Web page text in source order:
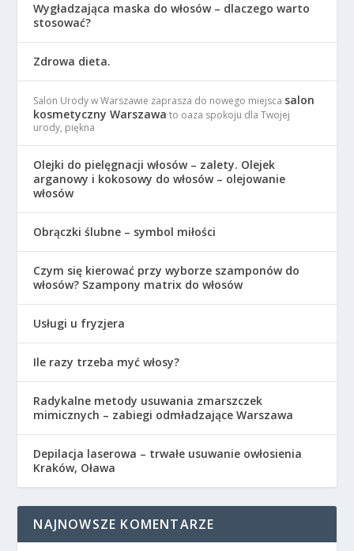
Wygładzająca maska do włosów – dlaczego warto
stosować?
Zdrowa dieta.
Salon Urody w Warszawie zaprasza do nowego miejsca salon
kosmetyczny Warszawa to oaza spokoju dla Twojej
urody, piękna
Olejki do pielęgnacji włosów – zalety. Olejek
arganowy i kokosowy do włosów – olejowanie
włosów
Obrączki ślubne – symbol miłości
Czym się kierować przy wyborze szamponów do
włosów? Szampony matrix do włosów
Usługi u fryzjera
Ile razy trzeba myć włosy?
Radykalne metody usuwania zmarszczek
mimicznych – zabiegi odmładzające Warszawa
Depilacja laserowa – trwałe usuwanie owłosienia
Kraków, Oława
NAJNOWSZE KOMENTARZE